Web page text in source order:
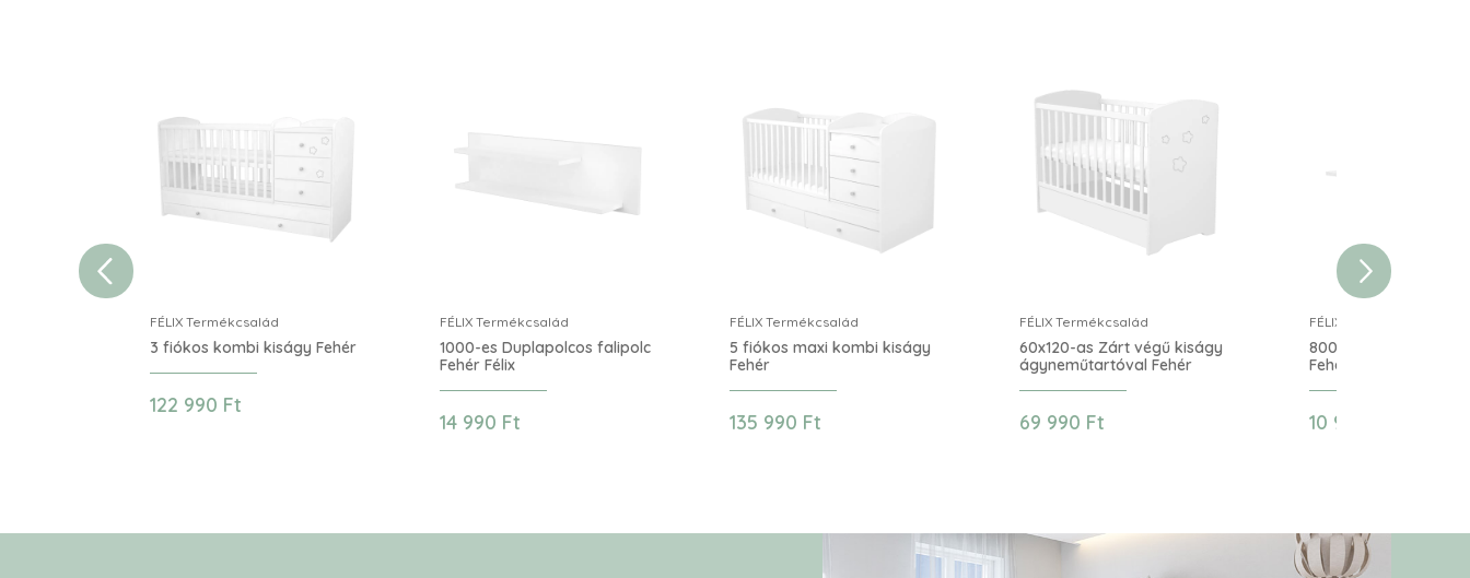
FÉLIX Termékcsalád
3 fiókos kombi kiságy Fehér
122 990 Ft
FÉLIX Termékcsalád
1000-es Duplapolcos falipolc
Fehér Félix
14 990 Ft
FÉLIX Termékcsalád
5 fiókos maxi kombi kiságy
Fehér
135 990 Ft
FÉLIX Termékcsalád
60x120-as Zárt végű kiságy
ágyneműtartóval Fehér
69 990 Ft
FÉLIX Termékcsalád
800-as Egyenes
Fehér
10 990 Ft